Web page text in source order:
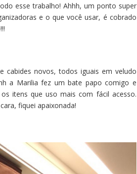
esse trabalho! Ahhh, um ponto super
e o que você usar, é cobrado
cabides novos, todos iguais em veludo
a Marilia fez um bate papo comigo e
itens que uso mais com fácil acesso.
fiquei apaixonada!